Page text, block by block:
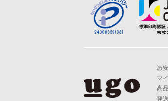
激
マ
高
発